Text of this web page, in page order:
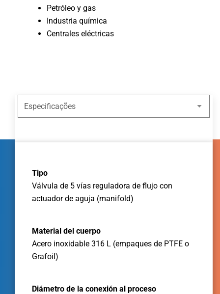
Petróleo y gas
Industria química
Centrales eléctricas
Tipo
Válvula de 5 vías reguladora de flujo con
actuador de aguja (manifold)
Material del cuerpo
Acero inoxidable 316 L (empaques de PTFE o
Grafoil)
Diámetro de la conexión al proceso